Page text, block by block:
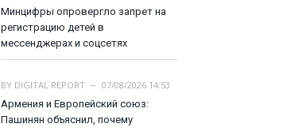
Минцифры опровергло запрет на
регистрацию детей в
мессенджерах и соцсетях
BY DIGITAL REPORT
07/08/2026 14:53
Армения и Европейский союз:
Пашинян объяснил, почему